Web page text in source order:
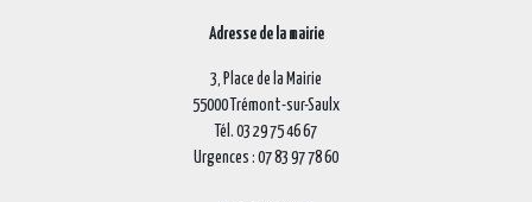
Adresse de la mairie
3, Place de la Mairie
55000 Trémont-sur-Saulx
Tél. 03 29 75 46 67
Urgences : 07 83 97 78 60